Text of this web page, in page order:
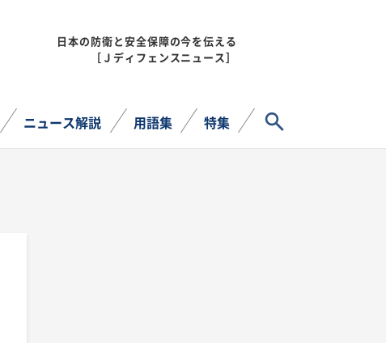
日本の防衛と安全保障の今を伝える
［Ｊディフェンスニュース］
ニュース解説 用語集 特集